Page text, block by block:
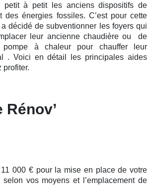
petit à petit les anciens dispositifs de
des énergies fossiles. C’est pour cette
décidé de subventionner les foyers qui
leur ancienne chaudière ou de
à chaleur pour chauffer leur
. Voici en détail les principales aides
profiter.
Rénov’
11 000 € pour la mise en place de votre
vos moyens et l’emplacement de